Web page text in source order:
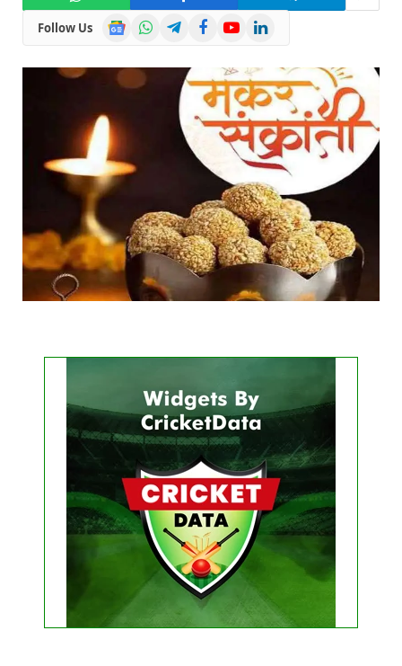
Follow Us
GoogleWhatsAppTelegramFacebookYouTubeLinkedIn
FIXTURE
No live matches found.
See recent results
See fixtures